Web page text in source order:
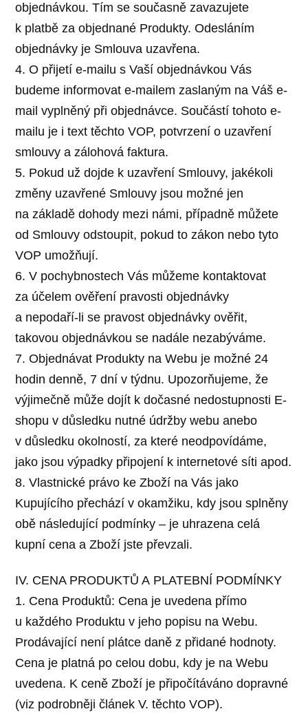
objednávkou. Tím se současně zavazujete
k platbě za objednané Produkty. Odesláním
objednávky je Smlouva uzavřena.
4. O přijetí e-mailu s Vaší objednávkou Vás
budeme informovat e-mailem zaslaným na Váš e-
mail vyplněný při objednávce. Součástí tohoto e-
mailu je i text těchto VOP, potvrzení o uzavření
smlouvy a zálohová faktura.
5. Pokud už dojde k uzavření Smlouvy, jakékoli
změny uzavřené Smlouvy jsou možné jen
na základě dohody mezi námi, případně můžete
od Smlouvy odstoupit, pokud to zákon nebo tyto
VOP umožňují.
6. V pochybnostech Vás můžeme kontaktovat
za účelem ověření pravosti objednávky
a nepodaří-li se pravost objednávky ověřit,
takovou objednávkou se nadále nezabýváme.
7. Objednávat Produkty na Webu je možné 24
hodin denně, 7 dní v týdnu. Upozorňujeme, že
výjimečně může dojít k dočasné nedostupnosti E-
shopu v důsledku nutné údržby webu anebo
v důsledku okolností, za které neodpovídáme,
jako jsou výpadky připojení k internetové síti apod.
8. Vlastnické právo ke Zboží na Vás jako
Kupujícího přechází v okamžiku, kdy jsou splněny
obě následující podmínky – je uhrazena celá
kupní cena a Zboží jste převzali.
IV. CENA PRODUKTŮ A PLATEBNÍ PODMÍNKY
1. Cena Produktů: Cena je uvedena přímo
u každého Produktu v jeho popisu na Webu.
Prodávající není plátce daně z přidané hodnoty.
Cena je platná po celou dobu, kdy je na Webu
uvedena. K ceně Zboží je připočítáváno dopravné
(viz podrobněji článek V. těchto VOP).